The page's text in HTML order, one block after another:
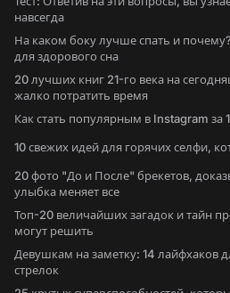
навсегда
На каком боку лучше спать и
для здорового сна
20 лучших книг 21-го века на
жалко потратить время
Как стать популярным в Instagram за
10 свежих идей для горячих селфи,
20 фото "До и После" брекетов,
улыбка меняет все
Топ-20 величайших загадок и тайн
могут решить
Девушкам на заметку: 14 лайфхаков
стрелок